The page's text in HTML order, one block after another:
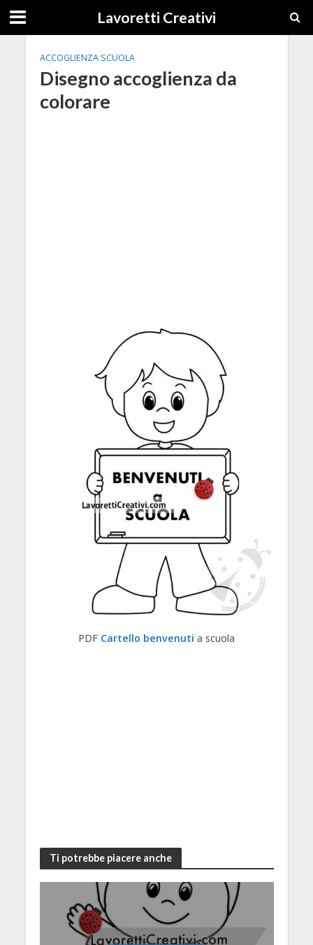
Lavoretti Creativi
ACCOGLIENZA SCUOLA
Disegno accoglienza da
colorare
PDF Cartello benvenuti a scuola
Ti potrebbe piacere anche